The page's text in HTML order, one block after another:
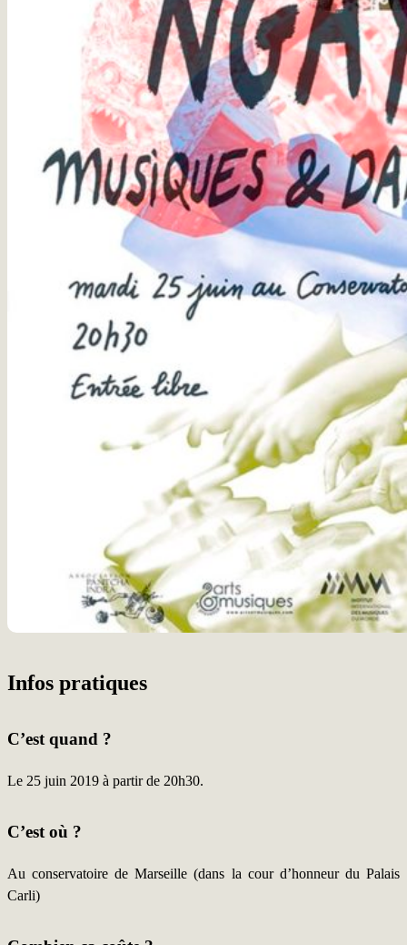
Infos pratiques
C’est quand ?
Le 25 juin 2019 à partir de 20h30.
C’est où ?
Au conservatoire de Marseille (dans la cour d’honneur du Palais
Carli)